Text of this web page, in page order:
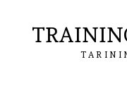
content